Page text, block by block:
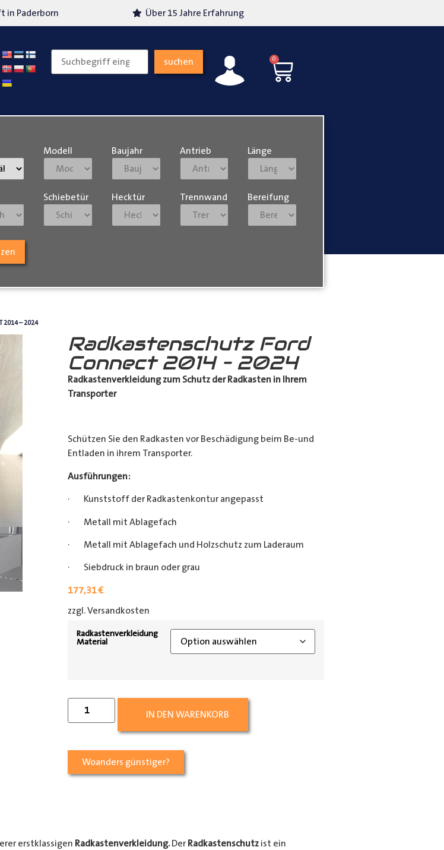
Erfahrung Versandkosten transparent
suchen 0
Modell Baujahr Antrieb Länge
Schiebetür Hecktür Trennwand Bereifung
2014 – 2024
Radkastenschutz Ford
Connect 2014 – 2024
Radkastenverkleidung zum Schutz der Radkasten in Ihrem
Transporter
Schützen Sie den Radkasten vor Beschädigung beim Be-und
Entladen in ihrem Transporter.
Ausführungen:
· Kunststoff der Radkastenkontur angepasst
· Metall mit Ablagefach
· Metall mit Ablagefach und Holzschutz zum Laderaum
· Siebdruck in braun oder grau
177,31€
zzgl. Versandkosten
Radkastenverkleidung
Material
IN DEN WARENKORB
Woanders günstiger?
erstklassigen Radkastenverkleidung.Der Radkastenschutzist ein